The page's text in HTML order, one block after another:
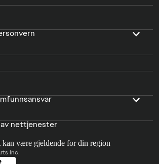
nettjenester
kan være gjeldende for din region
Inc.